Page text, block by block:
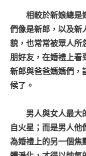
相較於新娘總是婚
們像是新郎，以及新
貌，也常常被眾人所
朋好友，在婚禮上看
新郎與爸爸媽媽們，
候了。
男人與女人最大的
自火星；而是男人他
為婚禮上的另一個焦